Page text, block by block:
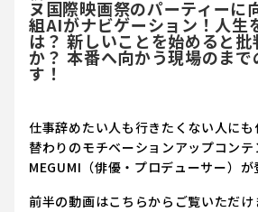
ヌ国際映画祭のパーティーに
組AIがナビゲーション！人生
は？ 新しいことを始めると
か？ 本番へ向かう現場のまで
す！
仕事辞めたい人も行きたくない人に
替わりのモチベーションアップコンテ
MEGUMI（俳優・プロデューサー）が
前半の動画はこちらからご覧いただけ